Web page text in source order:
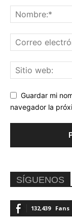
Guardar mi
navegador la
SÍGUENOS
132,439 Fans